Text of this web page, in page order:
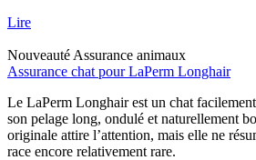
Lire
Nouveauté Assurance animaux
Assurance chat pour LaPerm Longhair
Le LaPerm Longhair est un chat
son pelage long, ondulé et naturellement
originale attire l’attention, mais elle ne
race encore relativement rare.